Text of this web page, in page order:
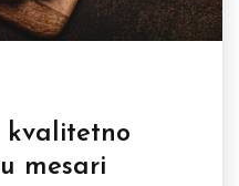
kvalitetno
mesari